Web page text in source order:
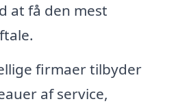
at få den mest
firmaer tilbyder
af service,